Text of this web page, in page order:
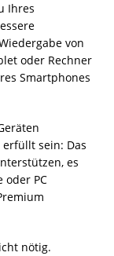
Ihres
von
oder Rechner
Smartphones
sein: Das
es
oder PC
nötig.